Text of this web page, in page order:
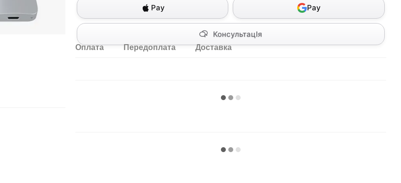
КонсультацІя
Pay Pay
Оплата Передоплата Доставка